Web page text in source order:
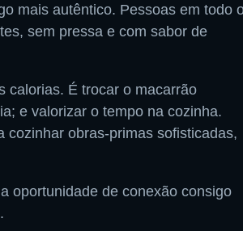
mais autêntico. Pessoas em todo
sem pressa e com sabor de
calorias. É trocar o macarrão
e valorizar o tempo na cozinha.
cozinhar obras-primas sofisticadas,
oportunidade de conexão consigo